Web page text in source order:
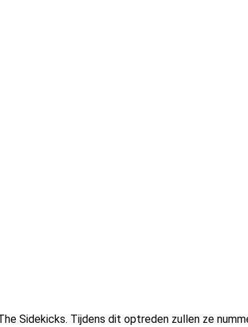
Sidekicks. Tijdens dit optreden zullen ze